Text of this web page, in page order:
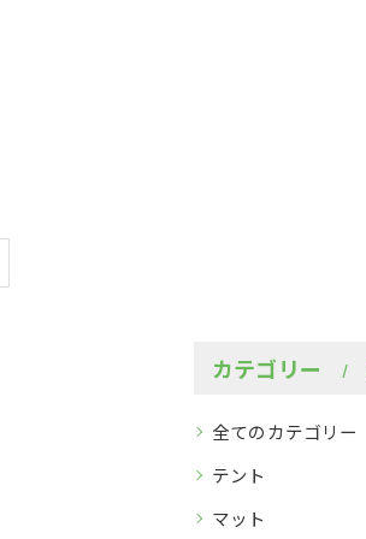
カテゴリー
全てのカテゴリー
テント
マット